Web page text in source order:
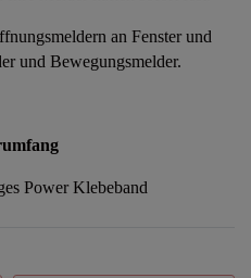
an Fenster und
und Bewegungsmelder.
Power Klebeband